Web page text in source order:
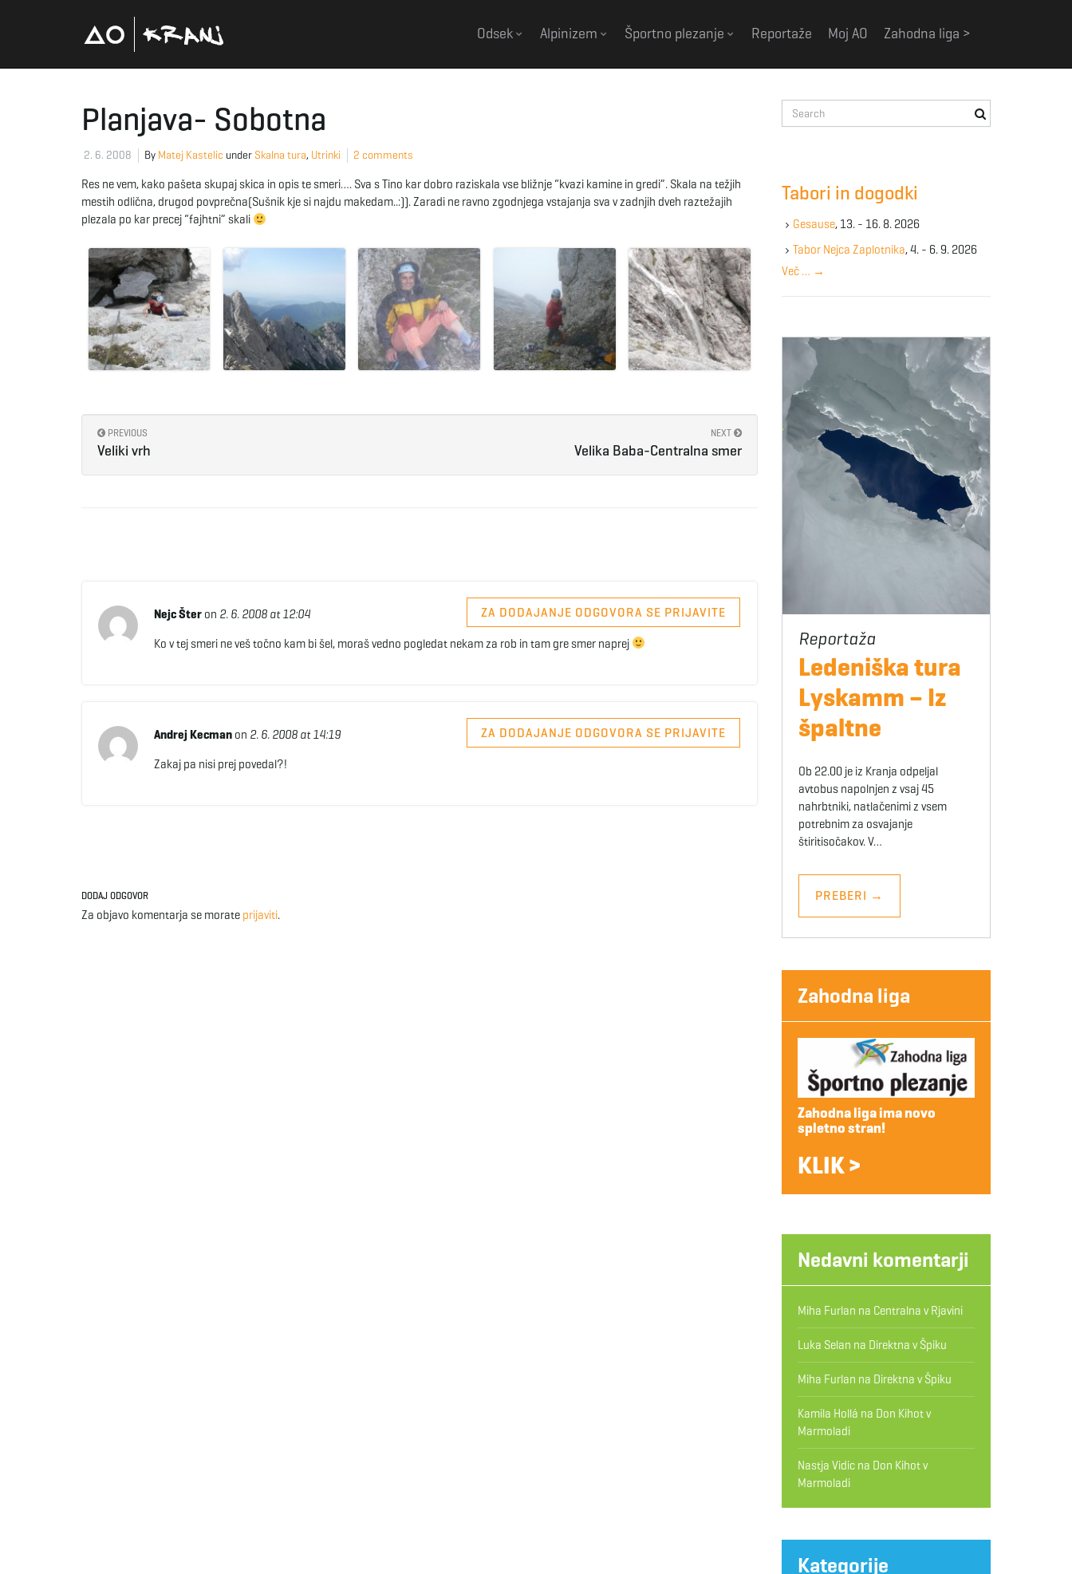
Odsek Alpinizem Športno plezanje Reportaže Moj AO Zahodna liga >
Planjava- Sobotna
2. 6. 2008 By Matej Kastelic under Skalna tura, Utrinki 2 comments
Res ne vem, kako pašeta skupaj skica in opis te smeri…. Sva s Tino kar dobro raziskala vse bližnje “kvazi kamine in gredi”. Skala na težjih
mestih odlična, drugod povprečna(Sušnik kje si najdu makedam..:)). Zaradi ne ravno zgodnjega vstajanja sva v zadnjih dveh raztežajih
plezala po kar precej “fajhtni” skali
PREVIOUS
Veliki vrh
NEXT
Velika Baba-Centralna smer
Nejc Šteron 2. 6. 2008 at 12:04 ZA DODAJANJE ODGOVORA SE PRIJAVITE
Ko v tej smeri ne veš točno kam bi šel, moraš vedno pogledat nekam za rob in tam gre smer naprej
Andrej Kecmanon 2. 6. 2008 at 14:19 ZA DODAJANJE ODGOVORA SE PRIJAVITE
Zakaj pa nisi prej povedal?!
DODAJ ODGOVOR
Za objavo komentarja se morate prijaviti.
e
e
y
w
r
Tabori in dogodki
Gesause, 13. - 16. 8. 2026
Tabor Nejca Zaplotnika, 4. - 6. 9. 2026
Več … →
Ledeniška tura
Lyskamm – Iz
špaltne
Ob 22.00 je iz Kranja odpeljal
avtobus napolnjen z vsaj 45
nahrbtniki, natlačenimi z vsem
potrebnim za osvajanje
štiritisočakov. V…
PREBERI →
Zahodna liga
Zahodna liga ima novo
spletno stran!
KLIK >
Nedavni komentarji
Miha Furlan na Centralna v Rjavini
Luka Selan na Direktna v Špiku
Miha Furlan na Direktna v Špiku
Kamila Hollá na Don Kihot v
Marmoladi
Nastja Vidicna Don Kihot v
Marmoladi
Kategorije